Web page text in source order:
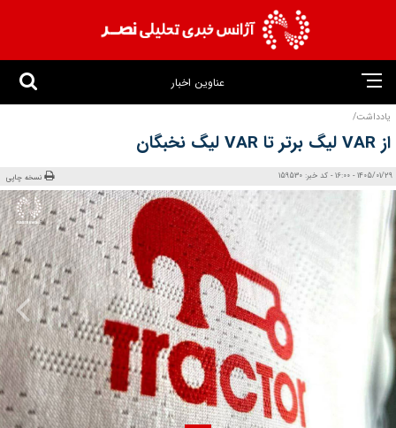
عناوین اخبار
یادداشت/
از VAR لیگ برتر تا VAR لیگ نخبگان
1405/01/29 - 16:00 - کد خبر: 159530 نسخه چاپی